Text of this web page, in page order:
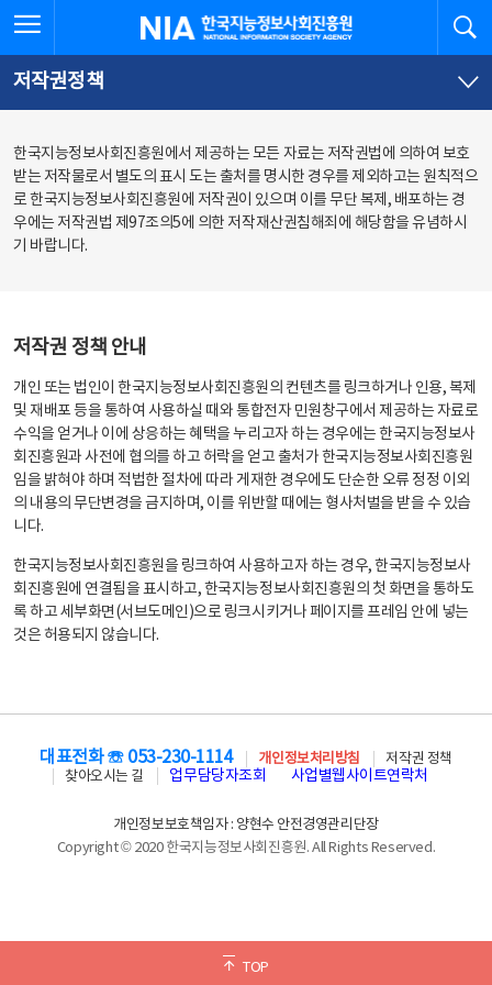
문
로
가
체
뉴
바
가
한국지능정보사회진흥원
저작권정책
한국지능정보사회진흥원에서 제공하는 모든 자료는 저작권법에 의하여 보호
받는 저작물로서 별도의 표시 도는 출처를 명시한 경우를 제외하고는 원칙적으
로 한국지능정보사회진흥원에 저작권이 있으며 이를 무단 복제, 배포하는 경
우에는 저작권법 제97조의5에 의한 저작재산권침해죄에 해당함을 유념하시
기 바랍니다.
저작권 정책 안내
개인 또는 법인이 한국지능정보사회진흥원의 컨텐츠를 링크하거나 인용, 복제
및 재배포 등을 통하여 사용하실 때와 통합전자 민원창구에서 제공하는 자료로
수익을 얻거나 이에 상응하는 혜택을 누리고자 하는 경우에는 한국지능정보사
회진흥원과 사전에 협의를 하고 허락을 얻고 출처가 한국지능정보사회진흥원
임을 밝혀야 하며 적법한 절차에 따라 게재한 경우에도 단순한 오류 정정 이외
의 내용의 무단변경을 금지하며, 이를 위반할 때에는 형사처벌을 받을 수 있습
니다.
한국지능정보사회진흥원을 링크하여 사용하고자 하는 경우, 한국지능정보사
회진흥원에 연결됨을 표시하고, 한국지능정보사회진흥원의 첫 화면을 통하도
록 하고 세부화면(서브도메인)으로 링크시키거나 페이지를 프레임 안에 넣는
것은 허용되지 않습니다.
TOP
대표전화 ☏ 053-230-1114 개인정보처리방침
저작권 정책
찾아오시는 길
업무담당자조회 사업별웹사이트연락처
개인정보보호책임자 : 양현수 안전경영관리단장
Copyright © 2020 한국지능정보사회진흥원. All Rights Reserved.